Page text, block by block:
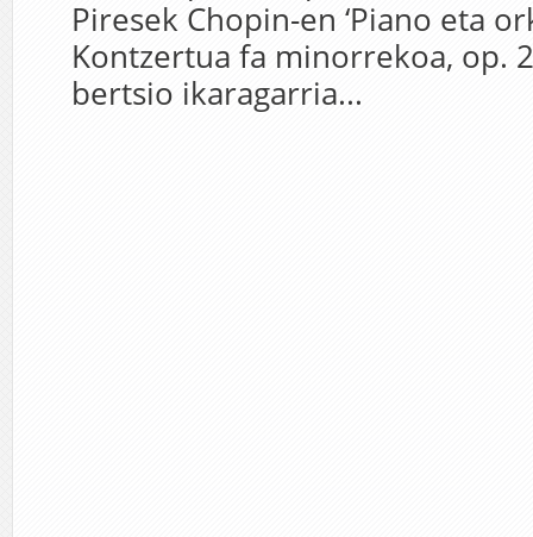
Piresek Chopin-en ‘Piano eta
Kontzertua fa minorrekoa, op.
bertsio ikaragarria...